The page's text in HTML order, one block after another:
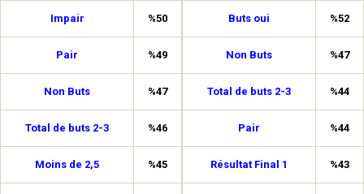
Impair %50
Pair %49
Non Buts %47
Total de buts 2-3 %46
Moins de 2,5 %45
Buts oui %52
Non Buts %47
Total de buts 2-3 %44
Pair %44
Résultat Final 1 %43